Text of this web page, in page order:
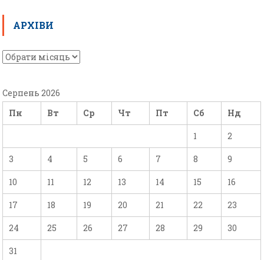
АРХІВИ
Серпень 2026
Пн
Вт Ср Чт Пт Сб Нд
1 2
3 4 5 6 7 8 9
10 11 12 13 14 15 16
17 18 19 20 21 22 23
24 25 26 27 28 29 30
31